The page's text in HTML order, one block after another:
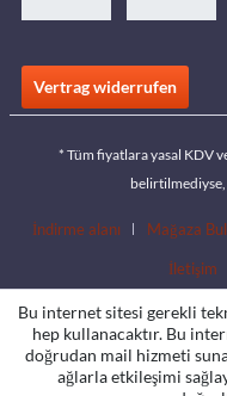
Vertrag widerrufen
* Tüm fiyatlara yasal KDV
İndirme alanı Mağaza
İletişim
Bu internet sitesi gerekli
hep kullanacaktır. Bu
doğrudan mail hizmeti
ağlarla etkileşimi